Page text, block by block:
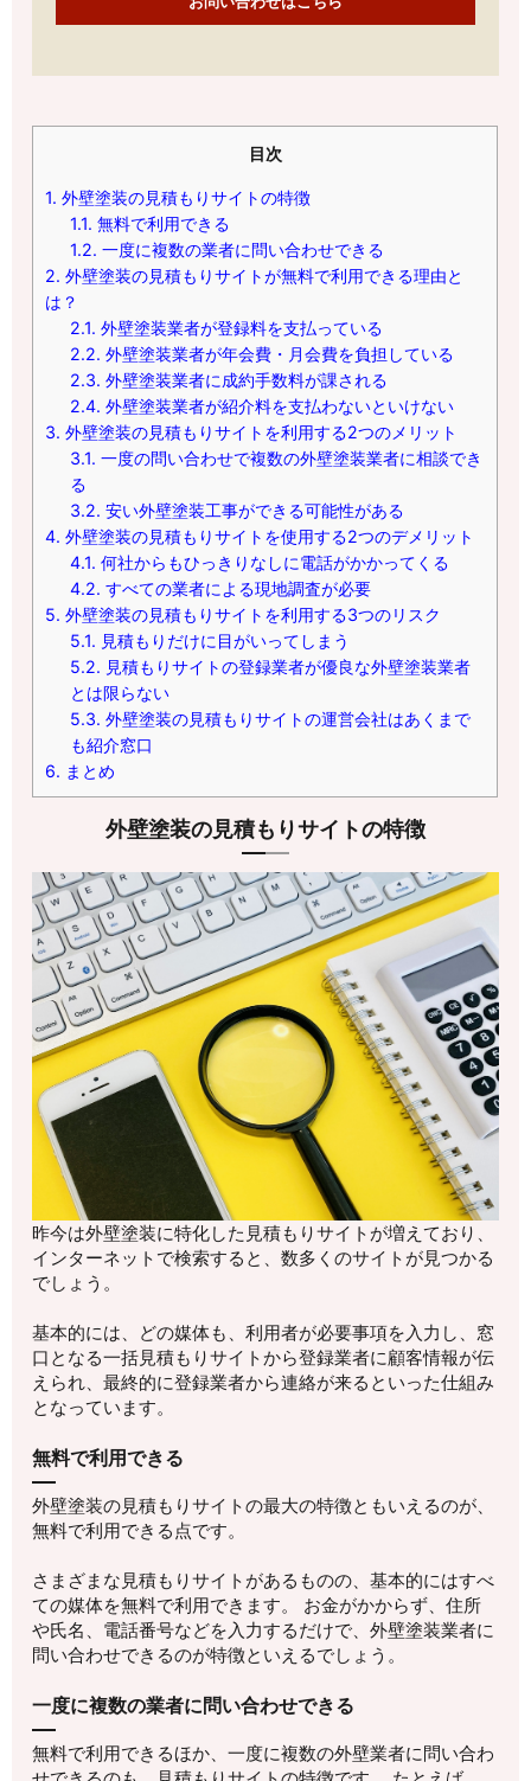
目次
1. 外壁塗装の見積もりサイトの特徴
1.1. 無料で利用できる
1.2. 一度に複数の業者に問い合わせできる
2. 外壁塗装の見積もりサイトが無料で利用できる理由と
は？
2.1. 外壁塗装業者が登録料を支払っている
2.2. 外壁塗装業者が年会費・月会費を負担している
2.3. 外壁塗装業者に成約手数料が課される
2.4. 外壁塗装業者が紹介料を支払わないといけない
3. 外壁塗装の見積もりサイトを利用する2つのメリット
3.1. 一度の問い合わせで複数の外壁塗装業者に相談でき
る
3.2. 安い外壁塗装工事ができる可能性がある
4. 外壁塗装の見積もりサイトを使用する2つのデメリット
4.1. 何社からもひっきりなしに電話がかかってくる
4.2. すべての業者による現地調査が必要
5. 外壁塗装の見積もりサイトを利用する3つのリスク
5.1. 見積もりだけに目がいってしまう
5.2. 見積もりサイトの登録業者が優良な外壁塗装業者
とは限らない
5.3. 外壁塗装の見積もりサイトの運営会社はあくまで
も紹介窓口
6. まとめ
外壁塗装の見積もりサイトの特徴
昨今は外壁塗装に特化した見積もりサイトが増えており、
インターネットで検索すると、数多くのサイトが見つかる
でしょう。
基本的には、どの媒体も、利用者が必要事項を入力し、窓
口となる一括見積もりサイトから登録業者に顧客情報が伝
えられ、最終的に登録業者から連絡が来るといった仕組み
となっています。
無料で利用できる
外壁塗装の見積もりサイトの最大の特徴ともいえるのが、
無料で利用できる点です。
さまざまな見積もりサイトがあるものの、基本的にはすべ
ての媒体を無料で利用できます。 お金がかからず、住所
や氏名、電話番号などを入力するだけで、外壁塗装業者に
問い合わせできるのが特徴といえるでしょう。
一度に複数の業者に問い合わせできる
無料で利用できるほか、一度に複数の外壁業者に問い合わ